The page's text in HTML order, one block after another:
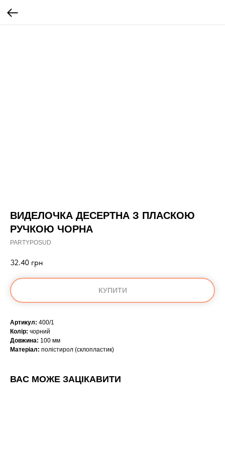
ВИДЕЛОЧКА ДЕСЕРТНА З ПЛАСКОЮ
РУЧКОЮ ЧОРНА
PARTYPOSUD
32.40 грн
КУПИТИ
Артикул: 400/1
Колір: чорний
Довжина: 100 мм
Матеріал: полістирол (склопластик)
ВАС МОЖЕ ЗАЦІКАВИТИ